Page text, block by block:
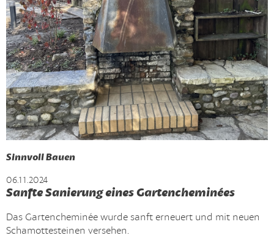
Sinnvoll Bauen
06.11.2024
Sanfte Sanierung eines Gartencheminées
Das Gartencheminée wurde sanft erneuert und mit neuen
Schamottesteinen versehen.